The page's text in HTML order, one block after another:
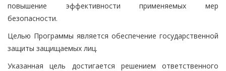
повышение эффективности применяемых мер
безопасности.
Целью Программы является обеспечение государственной
защиты защищаемых лиц.
Указанная цель достигается решением ответственного